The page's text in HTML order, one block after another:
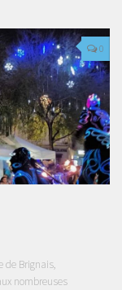
0
de Brignais,
nombreuses